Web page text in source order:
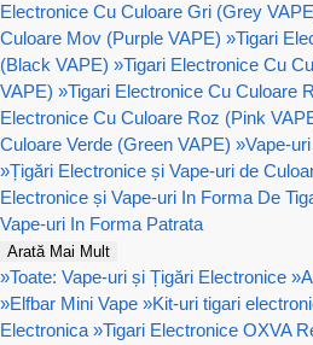
Electronice Cu Culoare Gri (Grey
Culoare Mov (Purple VAPE) »Tigari
(Black VAPE) »Tigari Electronice Cu
VAPE) »Tigari Electronice Cu Culoare
Electronice Cu Culoare Roz (Pink
Culoare Verde (Green VAPE) »Vape-
»Țigări Electronice și Vape-uri de
Electronice și Vape-uri In Forma De
Vape-uri In Forma Patrata
Arată Mai Mult
»Toate: Vape-uri și Țigări Electronice »
»Elfbar Mini Vape »Kit-uri tigari
Electronica »Tigari Electronice OXVA